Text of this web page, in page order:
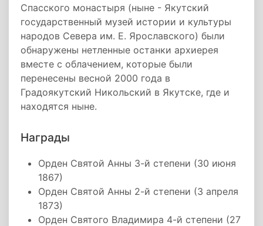
Спасского монастыря (ныне - Якутский
государственный музей истории и культуры
народов Севера им. Е. Ярославского) были
обнаружены нетленные останки архиерея
вместе с облачением, которые были
перенесены весной 2000 года в
Градоякутский Никольский в Якутске, где и
находятся ныне.
Награды
Орден Святой Анны 3-й степени (30 июня
1867)
Орден Святой Анны 2-й степени (3 апреля
1873)
Орден Святого Владимира 4-й степени (27